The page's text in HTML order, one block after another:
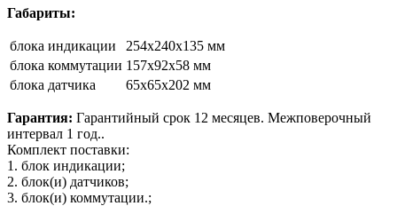
Габариты:
блока индикации
254x240x135 мм
блока коммутации 157x92x58 мм
блока датчика
65х65х202 мм
Гарантия: Гарантийный срок 12 месяцев. Межповерочный
интервал 1 год..
Комплект поставки:
1. блок индикации;
2. блок(и) датчиков;
3. блок(и) коммутации.;